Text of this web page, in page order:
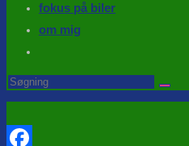
fokus på biler
om mig
website
search
Search
this
website